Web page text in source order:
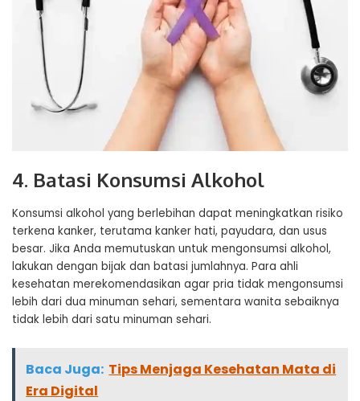
4. Batasi Konsumsi Alkohol
Konsumsi alkohol yang berlebihan dapat meningkatkan risiko
terkena kanker, terutama kanker hati, payudara, dan usus
besar. Jika Anda memutuskan untuk mengonsumsi alkohol,
lakukan dengan bijak dan batasi jumlahnya. Para ahli
kesehatan merekomendasikan agar pria tidak mengonsumsi
lebih dari dua minuman sehari, sementara wanita sebaiknya
tidak lebih dari satu minuman sehari.
Baca Juga: Tips Menjaga Kesehatan Mata di
Era Digital